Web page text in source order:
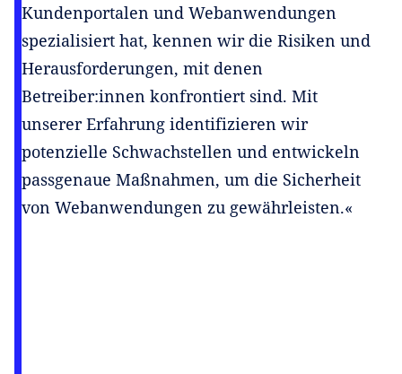
Kundenportalen und Webanwendungen
spezialisiert hat, kennen wir die Risiken und
Herausforderungen, mit denen
Betreiber:innen konfrontiert sind. Mit
unserer Erfahrung identifizieren wir
potenzielle Schwachstellen und entwickeln
passgenaue Maßnahmen, um die Sicherheit
von Webanwendungen zu gewährleisten.«